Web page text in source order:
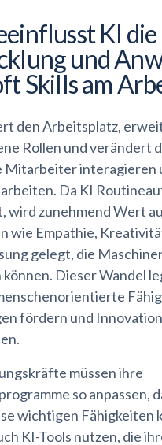
KI die
und
Skills am
den Arbeitsplatz,
Rollen und verändert
Mitarbeiter interagieren
Da KI
wird zunehmend Wert
wie Empathie,
gelegt, die
Dieser Wandel
fördern und
müssen ihre
so anpassen,
wichtigen Fähigkeiten
KI-Tools nutzen, die